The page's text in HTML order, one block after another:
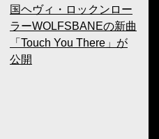
国ヘヴィ・ロックンロー
ラーWOLFSBANEの新曲
「Touch You There」が
公開